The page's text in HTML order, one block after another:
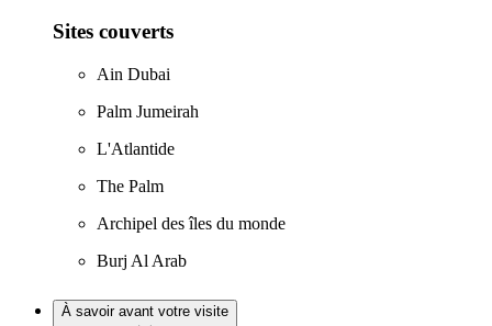
Sites couverts
Ain Dubai
Palm Jumeirah
L'Atlantide
The Palm
Archipel des îles du monde
Burj Al Arab
À savoir avant votre visite